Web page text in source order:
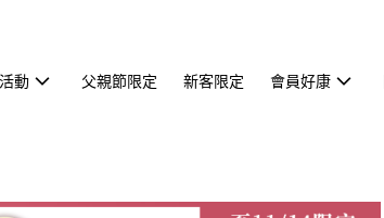
動 父親節限定 新客限定 會員好康